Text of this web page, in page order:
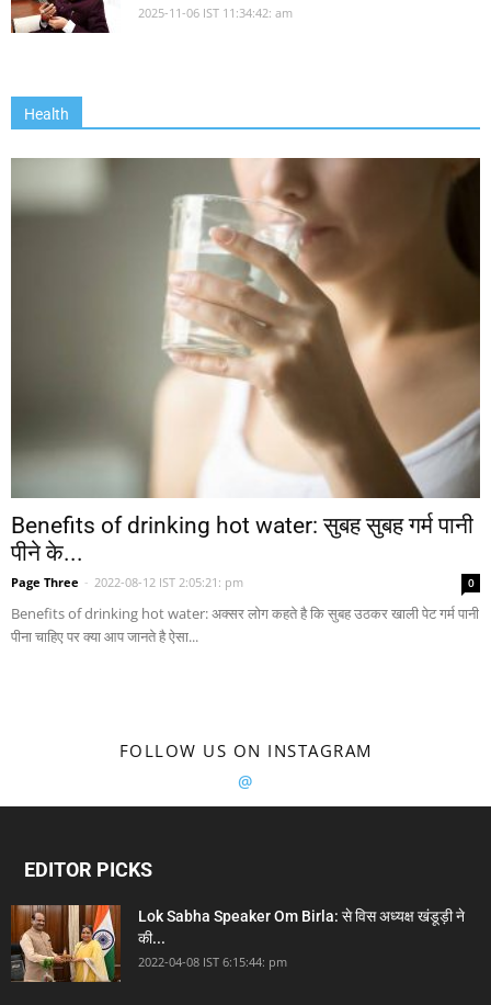
2025-11-06 IST 11:34:42: am
Health
Benefits of drinking hot water: सुबह सुबह गर्म पानी
पीने के...
Page Three - 2022-08-12 IST 2:05:21: pm 0
Benefits of drinking hot water: अक्सर लोग कहते है कि सुबह उठकर खाली पेट गर्म पानी
पीना चाहिए पर क्या आप जानते है ऐसा...
FOLLOW US ON INSTAGRAM
@
EDITOR PICKS
Lok Sabha Speaker Om Birla: से विस अध्यक्ष खंडूड़ी ने
की...
2022-04-08 IST 6:15:44: pm